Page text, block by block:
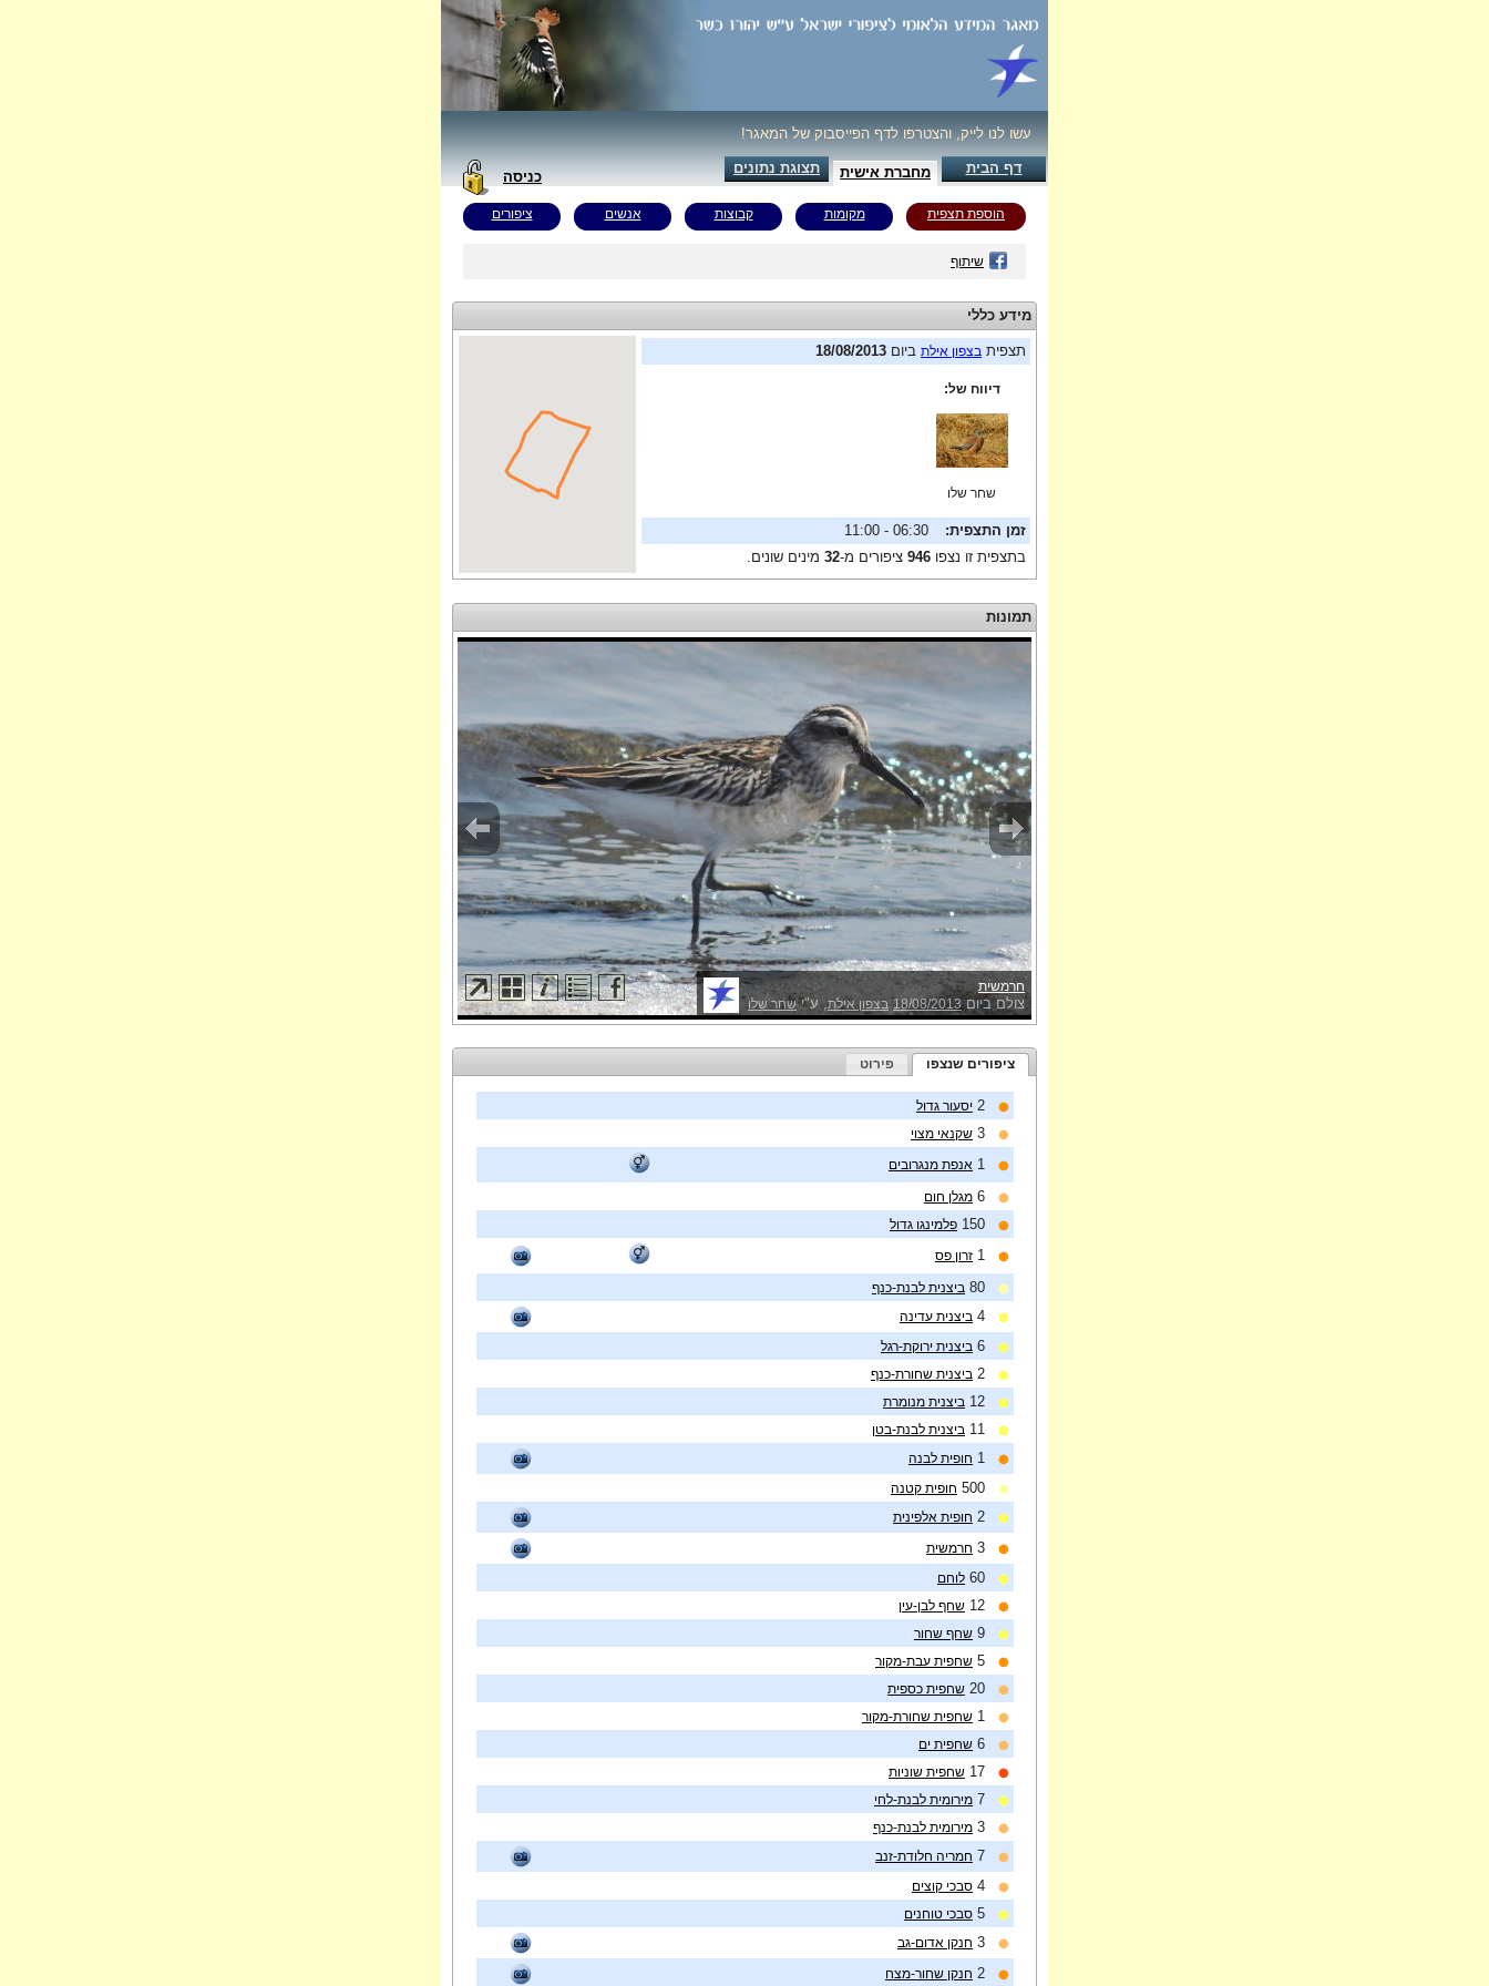
עשו לנו לייק, והצטרפו לדף הפייסבוק של המאגר!
דף הבית מחברת אישית תצוגת נתונים
כניסה
הוספת תצפית מקומות קבוצות אנשים ציפורים
שיתוף
מידע כללי
תצפית בצפון אילת ביום 18/08/2013
דיווח של:
שחר שלו
זמן התצפית:
06:30 - 11:00
בתצפית זו נצפו 946 ציפורים מ-32 מינים שונים.
תמונות
חרמשית
צולם ביום18/08/2013 בצפון אילת, ע"ישחר שלו
ציפורים שנצפו פירוט
2 יסעור גדול
3 שקנאי מצוי
1 אנפת מנגרובים
6 מגלן חום
150 פלמינגו גדול
1 זרון פס
80 ביצנית לבנת-כנף
4 ביצנית עדינה
6 ביצנית ירוקת-רגל
2 ביצנית שחורת-כנף
12 ביצנית מנומרת
11 ביצנית לבנת-בטן
1 חופית לבנה
500 חופית קטנה
2 חופית אלפינית
3 חרמשית
60 לוחם
12 שחף לבן-עין
9 שחף שחור
5 שחפית עבת-מקור
20 שחפית כספית
1 שחפית שחורת-מקור
6 שחפית ים
17 שחפית שוניות
7 מירומית לבנת-לחי
3 מירומית לבנת-כנף
7 חמריה חלודת-זנב
4 סבכי קוצים
5 סבכי טוחנים
3 חנקן אדום-גב
2 חנקן שחור-מצח